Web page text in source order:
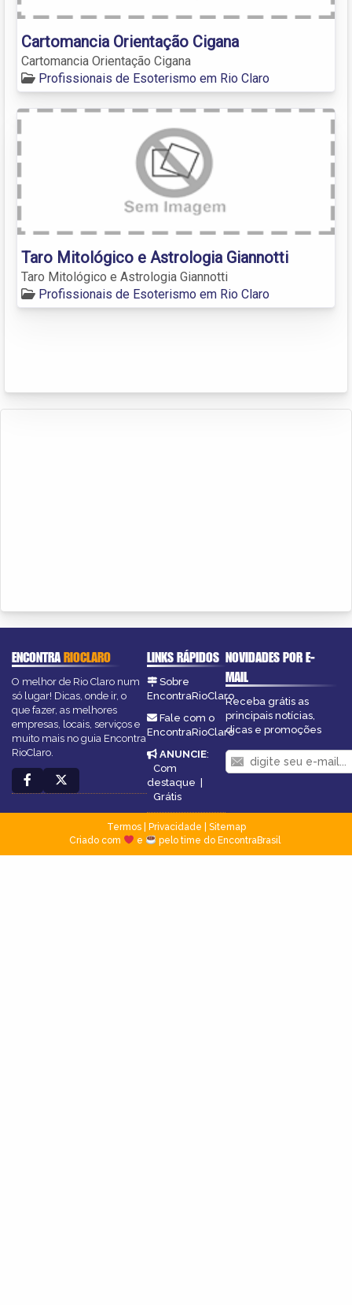
Cartomancia Orientação Cigana
Cartomancia Orientação Cigana
Profissionais de Esoterismo em Rio Claro
Taro Mitológico e Astrologia Giannotti
Taro Mitológico e Astrologia Giannotti
Profissionais de Esoterismo em Rio Claro
ENCONTRARIOCLARO
O melhor de Rio Claro num
só lugar! Dicas, onde ir, o
que fazer, as melhores
empresas, locais, serviços e
muito mais no guia Encontra
RioClaro.
LINKS RÁPIDOS
Sobre
EncontraRioClaro
Fale com o
EncontraRioClaro
ANUNCIE:
Com
destaque |
Grátis
NOVIDADES POR E-
MAIL
Receba grátis as
principais notícias,
dicas e promoções
Termos| Privacidade
Sitemap
Criado com
e pelo time do EncontraBrasil